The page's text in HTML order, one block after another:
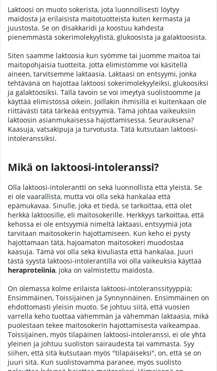
Laktoosi on muoto sokerista, jota luonnollisesti löytyy
maidosta ja erilaisista maitotuotteista kuten kermasta ja
juustosta. Se on disakkaridi ja koostuu kahdesta
pienemmästä sokerimolekyylistä, glukoosista ja galaktoosista.
Siten saamme laktoosia kun syömme tai juomme maitoa tai
maitopohjaisia tuotteita. Jotta elimistömme voi käsitellä
aineen, tarvitsemme laktaasia. Laktaasi on entsyymi, jonka
tehtävänä on hajottaa laktoosi sokerimolekyyleiksi, glukoosiksi
ja galaktoosiksi. Tällä tavoin se voi imeytyä suolistoomme ja
käyttää elimistössä oikein. Joillakin ihmisillä ei kuitenkaan ole
riittävästi tätä tärkeää entsyymiä. Tämä johtaa vaikeuksiin
laktoosin asianmukaisessa hajottamisessa. Seurauksena?
Kaasuja, vatsakipuja ja turvotusta. Tätä kutsutaan laktoosi-
intoleranssiksi.
Mikä on laktoosi-intoleranssi?
Olla laktoosi-intolerantti on sekä luonnollista että yleistä. Se
ei ole vaarallista, mutta voi olla sekä hankalaa että
epämukavaa. Sinulle, joka et tiedä, se tarkoittaa, että olet
herkkä laktoosille, eli maitosokerille. Herkkyys tarkoittaa, että
kehossa ei ole entsyymiä nimeltä laktaasi, entsyymiä jota
tarvitaan maitosokerin hajottamiseen. Kun keho ei pysty
hajottamaan tätä, hajoamaton maitosokeri muodostaa
kaasuja. Tämä voi olla sekä kivuliasta että hankalaa. Juuri
tästä syystä laktoosi-intolerantilla voi olla vaikeuksia käyttää
heraproteiinia, joka on valmistettu maidosta.
On olemassa kolme erilaista laktoosi-intoleranssityyppiä;
Ensimmäinen, Toissijainen ja Synnynnäinen. Ensimmäinen on
ehdottomasti yleisin muoto. Se johtuu siitä, että vuosien
varrella keho tuottaa vähemmän ja vähemmän laktaasia, mikä
puolestaan tekee maitosokerin hajottamisesta vaikeampaa.
Toissijainen, myös tilapäinen laktoosi-intoleranssi, ei ole yhtä
yleinen ja johtuu suoliston sairaudesta tai vammasta. Syy
siihen, että sitä kutsutaan myös "tilapäiseksi", on, että se on
juuri sitä. Kun suolistovamma paranee, myös suolisto